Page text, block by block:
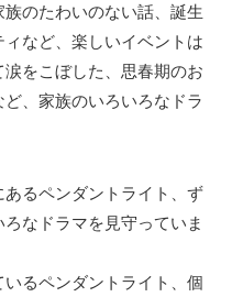
のたわいのない話、誕生
など、楽しいイベントは
をこぼした、思春期のお
、家族のいろいろなドラ
るペンダントライト、ず
なドラマを見守っていま
るペンダントライト、個